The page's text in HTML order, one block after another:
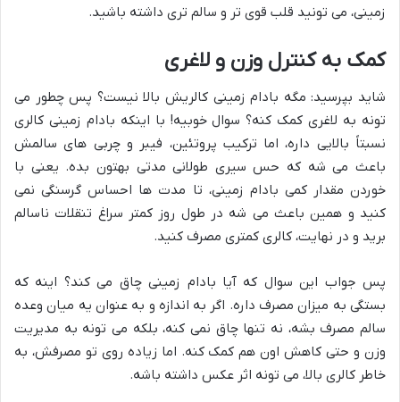
زمینی، می تونید قلب قوی تر و سالم تری داشته باشید.
کمک به کنترل وزن و لاغری
شاید بپرسید: مگه بادام زمینی کالریش بالا نیست؟ پس چطور می
تونه به لاغری کمک کنه؟ سوال خوبیه! با اینکه بادام زمینی کالری
نسبتاً بالایی داره، اما ترکیب پروتئین، فیبر و چربی های سالمش
باعث می شه که حس سیری طولانی مدتی بهتون بده. یعنی با
خوردن مقدار کمی بادام زمینی، تا مدت ها احساس گرسنگی نمی
کنید و همین باعث می شه در طول روز کمتر سراغ تنقلات ناسالم
برید و در نهایت، کالری کمتری مصرف کنید.
پس جواب این سوال که آیا بادام زمینی چاق می کند؟ اینه که
بستگی به میزان مصرف داره. اگر به اندازه و به عنوان یه میان وعده
سالم مصرف بشه، نه تنها چاق نمی کنه، بلکه می تونه به مدیریت
وزن و حتی کاهش اون هم کمک کنه. اما زیاده روی تو مصرفش، به
خاطر کالری بالا، می تونه اثر عکس داشته باشه.